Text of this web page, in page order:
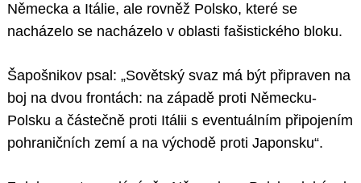
Německa a Itálie, ale rovněž Polsko, které se
nacházelo se nacházelo v oblasti fašistického bloku.
Šapošnikov psal: „Sovětský svaz má být připraven na
boj na dvou frontách: na západě proti Německu-
Polsku a částečně proti Itálii s eventuálním připojením
pohraničních zemí a na východě proti Japonsku“.